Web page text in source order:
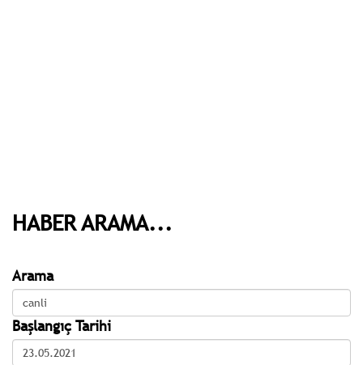
HABER ARAMA...
Arama
Başlangıç Tarihi